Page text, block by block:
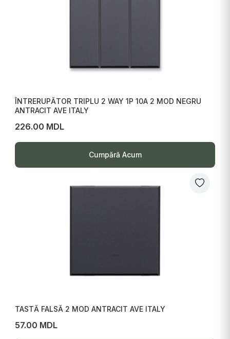
ÎNTRERUPĂTOR TRIPLU 2 WAY 1P 10A 2 MOD NEGRU
ANTRACIT AVE ITALY
226.00 MDL
Cumpără Acum
TASTĂ FALSĂ 2 MOD ANTRACIT AVE ITALY
57.00 MDL